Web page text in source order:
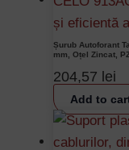
Șurub Autoforant
mm, Oțel Zincat,
204,57 lei
Add to